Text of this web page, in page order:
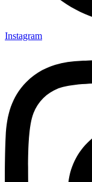
Instagram